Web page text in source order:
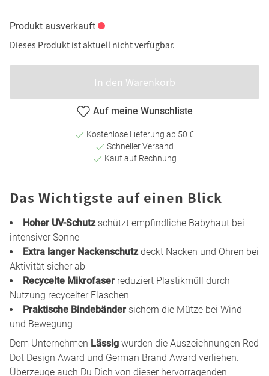
Produkt ausverkauft
Dieses Produkt ist aktuell nicht verfügbar.
In den Warenkorb
Auf meine Wunschliste
Kostenlose Lieferung ab 50 €
Schneller Versand
Kauf auf Rechnung
Das Wichtigste auf einen Blick
Hoher UV-Schutzschützt empfindliche Babyhaut bei
intensiver Sonne
Extra langer Nackenschutzdeckt Nacken und Ohren bei
Aktivität sicher ab
Recycelte Mikrofaser reduziert Plastikmüll durch
Nutzung recycelter Flaschen
Praktische Bindebänder sichern die Mütze bei Wind
und Bewegung
Dem Unternehmen Lässig wurden die Auszeichnungen Red
Dot Design Award und German Brand Award verliehen.
Überzeuge auch Du Dich von dieser hervorragenden